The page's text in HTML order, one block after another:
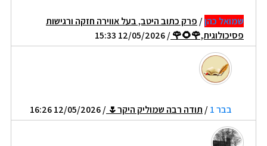
שמואל כהן/ פרק כתוב היטב, בעל אווירה חזקה ורגישות
פסיכולוגית,🌹🌻🌹/ 12/05/2026 15:33
בבר 1 / תודה רבה שמוליק היקר🌷 / 12/05/2026 16:26